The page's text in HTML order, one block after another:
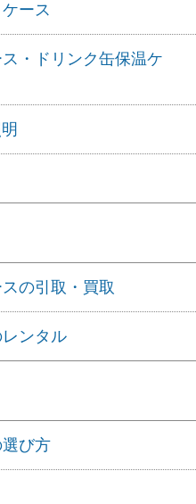
ース
・ドリンク缶保温ケ
の引取・買取
ンタル
び方